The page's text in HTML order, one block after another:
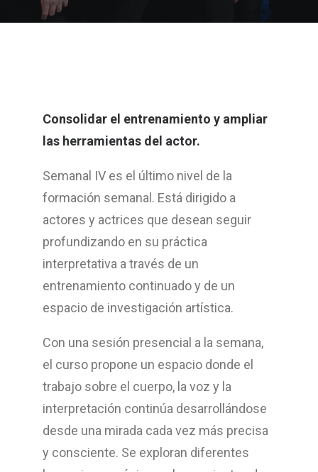
Consolidar el entrenamiento y ampliar
las herramientas del actor.
Semanal IV es el último nivel de la
formación semanal. Está dirigido a
actores y actrices que desean seguir
profundizando en su práctica
interpretativa a través de un
entrenamiento continuado y de un
espacio de investigación artística.
Con una sesión presencial a la semana,
el curso propone un espacio donde el
trabajo sobre el cuerpo, la voz y la
interpretación continúa desarrollándose
desde una mirada cada vez más precisa
y consciente. Se exploran diferentes